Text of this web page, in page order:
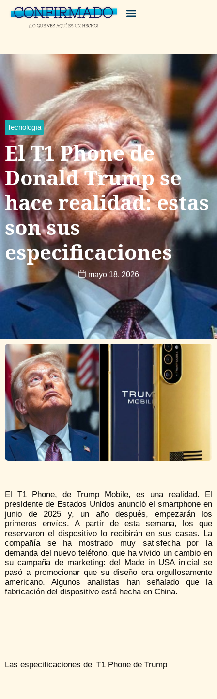
Tecnología
El T1 Phone de
Donald Trump se
hace realidad: estas
son sus
especificaciones
mayo 18, 2026
El T1 Phone, de Trump Mobile, es una realidad. El
presidente de Estados Unidos anunció el smartphone en
junio de 2025 y, un año después, empezarán los
primeros envíos. A partir de esta semana, los que
reservaron el dispositivo lo recibirán en sus casas. La
compañía se ha mostrado muy satisfecha por la
demanda del nuevo teléfono, que ha vivido un cambio en
su campaña de marketing: del Made in USA inicial se
pasó a promocionar que su diseño era orgullosamente
americano. Algunos analistas han señalado que la
fabricación del dispositivo está hecha en China.
Las especificaciones del T1 Phone de Trump